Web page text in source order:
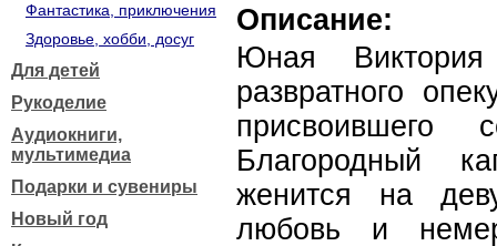
Фантастика, приключения
Здоровье, хобби, досуг
Для детей
Рукоделие
Аудиокниги,
мультимедиа
Подарки и сувениры
Новый год
Описание:
Юная
развратного
присвоившего
Благородный
женится на
любовь и